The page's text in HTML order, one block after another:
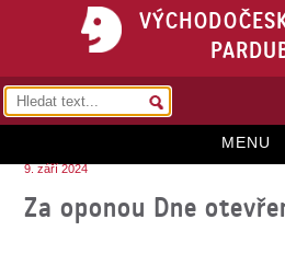
MENU
9. září 2024
Za oponou Dne